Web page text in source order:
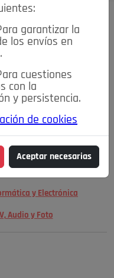
Deportes y Ocio
Construcción y Reformas
Ropa Motor
Motos Ocio
Otros
y Electrónica
Audio y Foto
garantizar la
los envíos en
cuestiones
con la
y persistencia.
de cookies
Aceptar necesarias